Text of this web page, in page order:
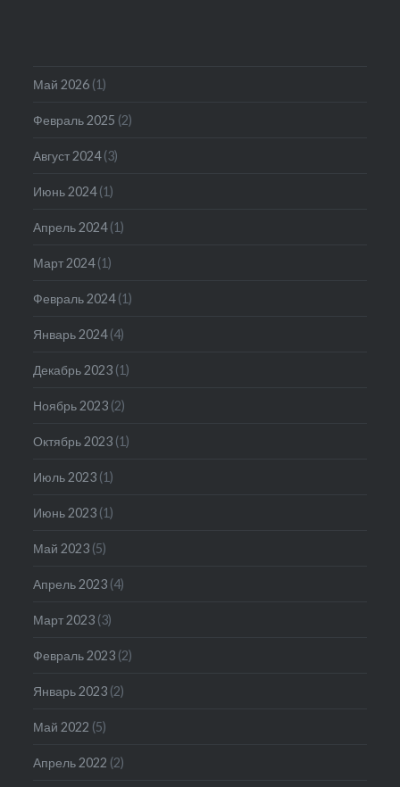
Май 2026 (1)
Февраль 2025 (2)
Август 2024(3)
Июнь 2024(1)
Апрель 2024(1)
Март 2024(1)
Февраль 2024(1)
Январь 2024(4)
Декабрь 2023 (1)
Ноябрь 2023 (2)
Октябрь 2023 (1)
Июль 2023 (1)
Июнь 2023 (1)
Май 2023 (5)
Апрель 2023 (4)
Март 2023 (3)
Февраль 2023 (2)
Январь 2023 (2)
Май 2022 (5)
Апрель 2022 (2)